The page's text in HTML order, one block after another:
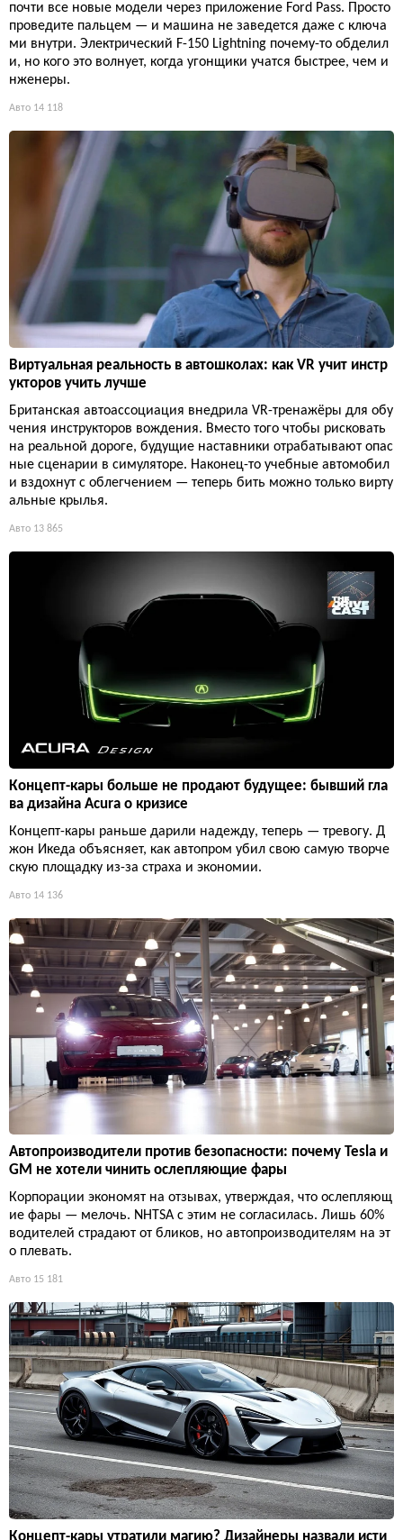
почти все новые модели через приложение Ford Pass. Просто
проведите пальцем — и машина не заведется даже с ключа
ми внутри. Электрический F-150 Lightning почему-то обделил
и, но кого это волнует, когда угонщики учатся быстрее, чем и
нженеры.
Авто 14 118
Виртуальная реальность в автошколах: как VR учит инстр
укторов учить лучше
Британская автоассоциация внедрила VR-тренажёры для обу
чения инструкторов вождения. Вместо того чтобы рисковать
на реальной дороге, будущие наставники отрабатывают опас
ные сценарии в симуляторе. Наконец-то учебные автомобил
и вздохнут с облегчением — теперь бить можно только вирту
альные крылья.
Авто 13 865
Концепт-кары больше не продают будущее: бывший гла
ва дизайна Acura о кризисе
Концепт-кары раньше дарили надежду, теперь — тревогу. Д
жон Икеда объясняет, как автопром убил свою самую творче
скую площадку из-за страха и экономии.
Авто 14 136
Автопроизводители против безопасности: почему Tesla и
GM не хотели чинить ослепляющие фары
Корпорации экономят на отзывах, утверждая, что ослепляющ
ие фары — мелочь. NHTSA с этим не согласилась. Лишь 60%
водителей страдают от бликов, но автопроизводителям на эт
о плевать.
Авто 15 181